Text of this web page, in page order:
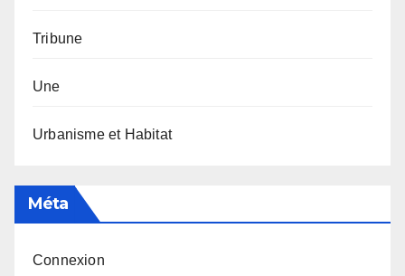
Tribune
Une
Urbanisme et Habitat
Méta
Connexion